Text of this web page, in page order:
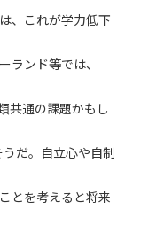
、これが学力低下
ランド等では、
共通の課題かもし
だ。自立心や自制
とを考えると将来